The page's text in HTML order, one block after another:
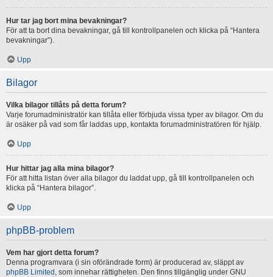
Hur tar jag bort mina bevakningar?
För att ta bort dina bevakningar, gå till kontrollpanelen och klicka på “Hantera
bevakningar”).
Upp
Bilagor
Vilka bilagor tillåts på detta forum?
Varje forumadministratör kan tillåta eller förbjuda vissa typer av bilagor. Om du
är osäker på vad som får laddas upp, kontakta forumadministratören för hjälp.
Upp
Hur hittar jag alla mina bilagor?
För att hitta listan över alla bilagor du laddat upp, gå till kontrollpanelen och
klicka på “Hantera bilagor”.
Upp
phpBB-problem
Vem har gjort detta forum?
Denna programvara (i sin oförändrade form) är producerad av, släppt av
phpBB Limited , som innehar rättigheten. Den finns tillgänglig under GNU